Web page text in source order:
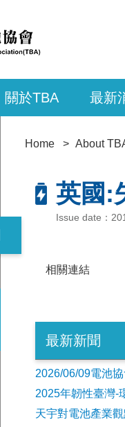
關於TBA 最新
Home About
英國:
Issue date：
相關連結
最新新聞
2026/06/09電池
2025年韌性臺灣-
天宇對電池產業